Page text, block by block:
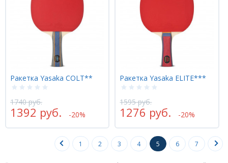
Ракетка Yasaka COLT**
1740 руб.
1392 руб. -20%
Ракетка Yasaka ELITE***
1595 руб.
1276 руб. -20%
1 2 3 4 5 6 7